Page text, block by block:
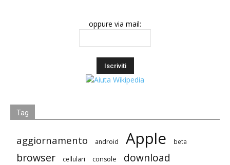
oppure via mail:
Tag
aggiornamento android Apple beta
browser cellulari console download